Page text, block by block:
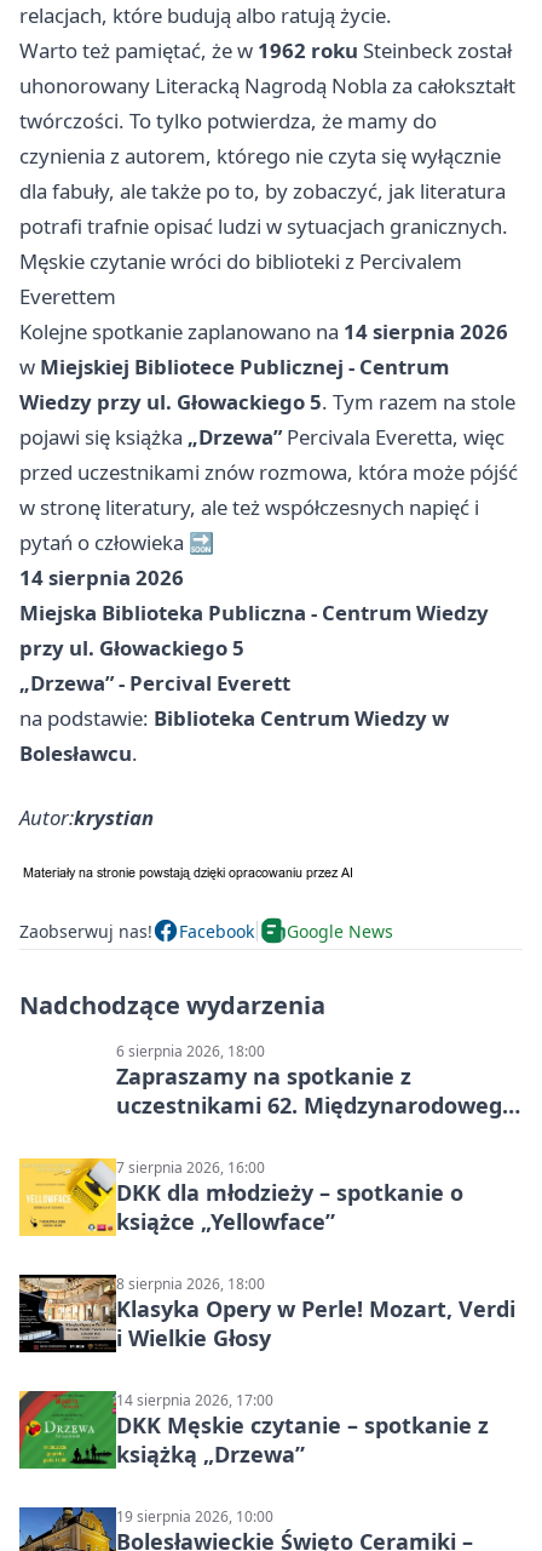
relacjach, które budują albo ratują życie.
Warto też pamiętać, że w 1962 roku Steinbeck został
uhonorowany Literacką Nagrodą Nobla za całokształt
twórczości. To tylko potwierdza, że mamy do
czynienia z autorem, którego nie czyta się wyłącznie
dla fabuły, ale także po to, by zobaczyć, jak literatura
potrafi trafnie opisać ludzi w sytuacjach granicznych.
Męskie czytanie wróci do biblioteki z Percivalem
Everettem
Kolejne spotkanie zaplanowano na 14 sierpnia 2026
w Miejskiej Bibliotece Publicznej - Centrum
Wiedzy przy ul. Głowackiego 5. Tym razem na stole
pojawi się książka „Drzewa”Percivala Everetta, więc
przed uczestnikami znów rozmowa, która może pójść
w stronę literatury, ale też współczesnych napięć i
pytań o człowieka 🔜
14 sierpnia 2026
Miejska Biblioteka Publiczna - Centrum Wiedzy
przy ul. Głowackiego 5
„Drzewa” - Percival Everett
na podstawie: Biblioteka Centrum Wiedzy w
Bolesławcu.
Autor:krystian
Zaobserwuj nas! Facebook Google News
Nadchodzące wydarzenia
6 sierpnia 2026, 18:00
Zapraszamy na spotkanie z
uczestnikami 62. Międzynarodowego
7 sierpnia 2026, 16:00
DKK dla młodzieży – spotkanie o
książce „Yellowface”
8 sierpnia 2026, 18:00
Klasyka Opery w Perle! Mozart, Verdi
i Wielkie Głosy
14 sierpnia 2026, 17:00
DKK Męskie czytanie – spotkanie z
książką „Drzewa”
19 sierpnia 2026, 10:00
Bolesławieckie Święto Ceramiki –